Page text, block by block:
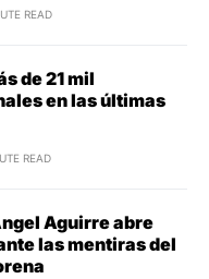
READ
de 21 mil
en las últimas
READ
Aguirre abre
las mentiras del